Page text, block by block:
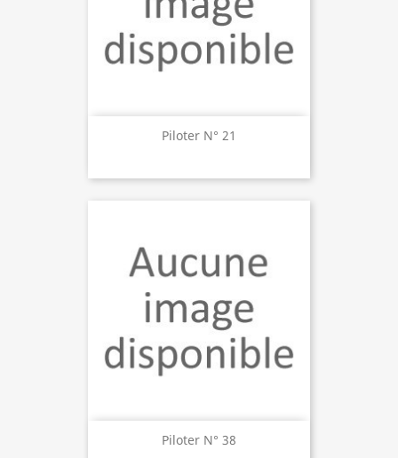
Piloter N° 21
Piloter N° 38